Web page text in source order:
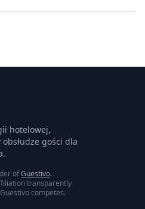
hotelowej,
gości dla
ofGuestivo.
transparently
competes.